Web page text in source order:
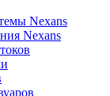
Nexans
Nexans